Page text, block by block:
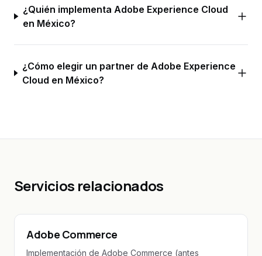
¿Quién implementa Adobe Experience Cloud
en México?
¿Cómo elegir un partner de Adobe Experience
Cloud en México?
Servicios relacionados
Adobe Commerce
Implementación de Adobe Commerce (antes